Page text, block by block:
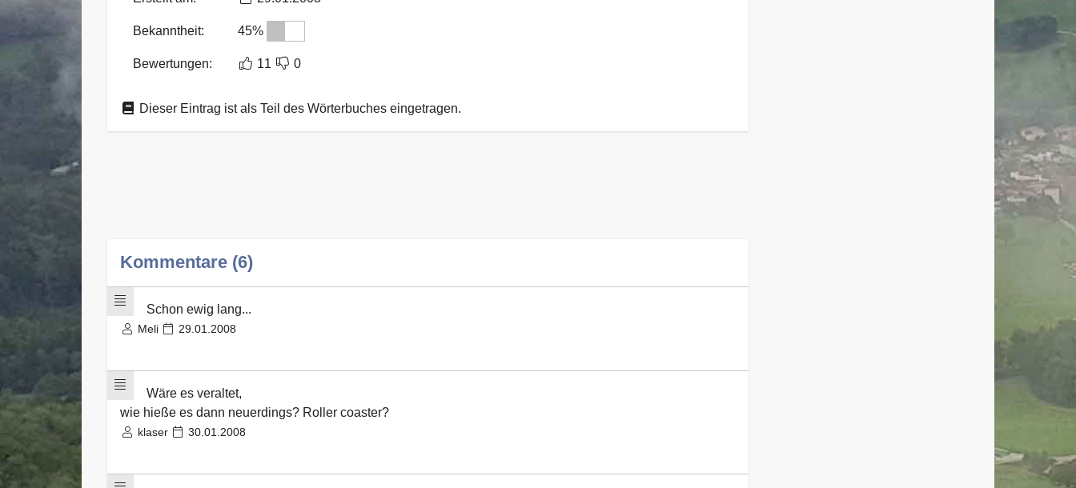
Bekanntheit: 45%
Bewertungen: 11 0
Dieser Eintrag ist als Teil des Wörterbuches eingetragen.
Kommentare (6)
Schon ewig lang...
Meli 29.01.2008
Wäre es veraltet,
wie hieße es dann neuerdings? Roller coaster?
klaser 30.01.2008